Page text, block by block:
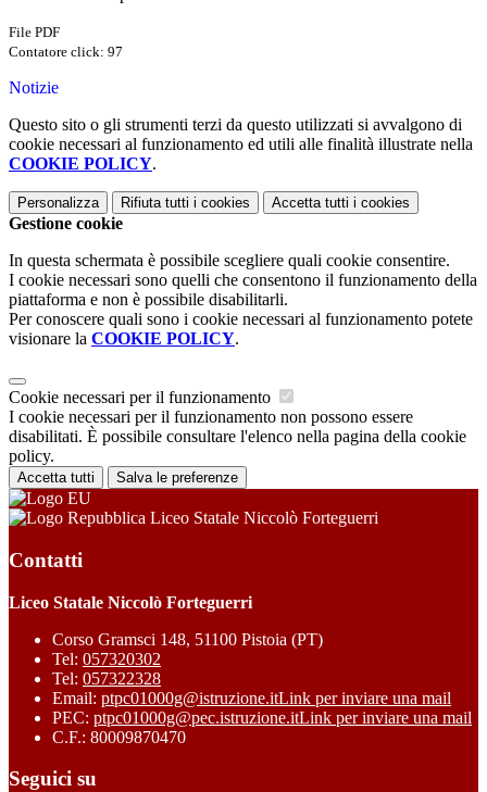
File PDF
Contatore click: 97
Notizie
Questo sito o gli strumenti terzi da questo utilizzati si avvalgono di
cookie necessari al funzionamento ed utili alle finalità illustrate nella
COOKIE POLICY.
Personalizza Rifiuta tutti i cookies Accetta tutti i cookies
Gestione cookie
In questa schermata è possibile scegliere quali cookie consentire.
I cookie necessari sono quelli che consentono il funzionamento della
piattaforma e non è possibile disabilitarli.
Per conoscere quali sono i cookie necessari al funzionamento potete
visionare la COOKIE POLICY.
Cookie necessari per il funzionamento
I cookie necessari per il funzionamento non possono essere
disabilitati. È possibile consultare l'elenco nella pagina della cookie
policy.
Accetta tutti Salva le preferenze
Liceo Statale Niccolò Forteguerri
Contatti
Liceo Statale Niccolò Forteguerri
Corso Gramsci 148, 51100 Pistoia (PT)
Tel: 057320302
Tel: 057322328
Email: ptpc01000g@istruzione.itLink per inviare una mail
PEC: ptpc01000g@pec.istruzione.itLink per inviare una mail
C.F.: 80009870470
Seguici su